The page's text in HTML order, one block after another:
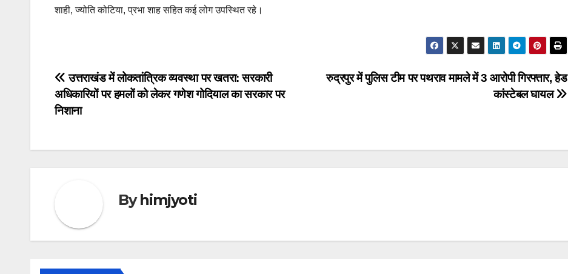
शाही, ज्योति कोटिया, प्रभा शाह सहित कई लोग उपस्थित रहे।
Post
navigation
रुद्रपुर में पुलिस टीम पर पथराव मामले में 3 आरोपी गिरफ्तार, हेड
कांस्टेबल घायल
उत्तराखंड में लोकतांत्रिक व्यवस्था पर खतरा: सरकारी
अधिकारियों पर हमलों को लेकर गणेश गोदियाल का सरकार पर
निशाना
Byhimjyoti